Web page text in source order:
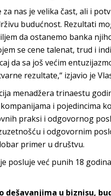
za nas je velika čast, ali i
budućnost. Rezultati
da ostanemo banka
se cene talenat, trud i
da sa još većim
rezultate,“ izjavio je
menadžera trinaestu
i pojedincima
praksi i odgovornog
i odgovornim
primer u društvu.
posluje već punih 18
dešavanjima u biznisu,